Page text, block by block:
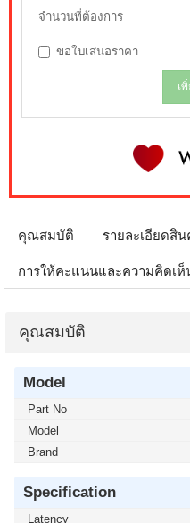
จำนวนที่ต้องการ
ขอใบเสนอราคา
เ
คุณสมบัติ รายละเอียดสิน
การให้คะแนนและความคิดเห็
คุณสมบัติ
Model
Part No
Model
Brand
Specification
Latency